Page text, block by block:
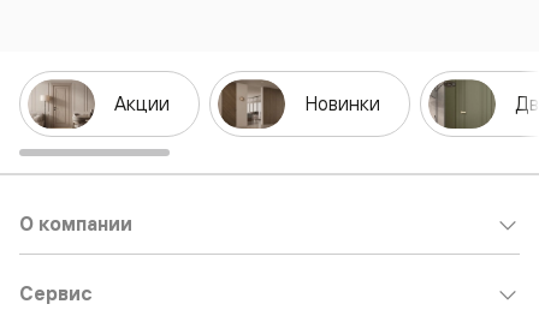
Акции Новинки
О компании
Сервис